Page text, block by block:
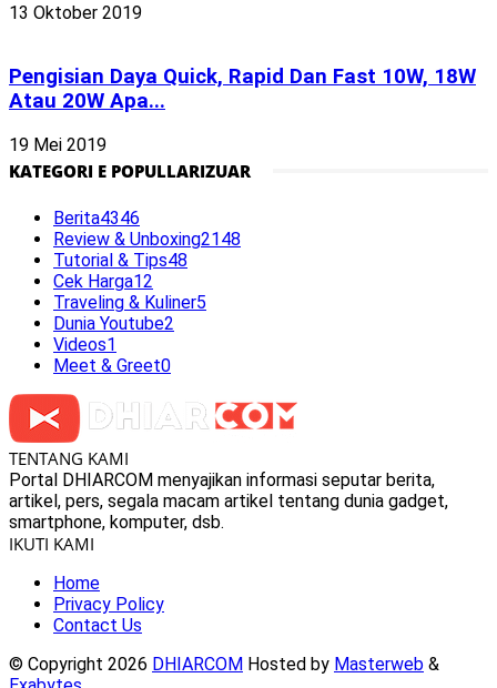
13 Oktober 2019
Pengisian Daya Quick, Rapid Dan Fast 10W, 18W
Atau 20W Apa...
19 Mei 2019
KATEGORI E POPULLARIZUAR
Berita4346
Review & Unboxing2148
Tutorial & Tips48
Cek Harga12
Traveling & Kuliner5
Dunia Youtube2
Videos1
Meet & Greet0
TENTANG KAMI
Portal DHIARCOM menyajikan informasi seputar berita,
artikel, pers, segala macam artikel tentang dunia gadget,
smartphone, komputer, dsb.
IKUTI KAMI
Home
Privacy Policy
Contact Us
© Copyright 2026 DHIARCOM Hosted by Masterweb &